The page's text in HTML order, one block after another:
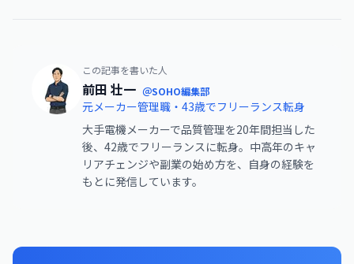
この記事を書いた人
前田 壮一 ＠SOHO編集部
元メーカー管理職・43歳でフリーランス転身
大手電機メーカーで品質管理を20年間担当した
後、42歳でフリーランスに転身。中高年のキャ
リアチェンジや副業の始め方を、自身の経験を
もとに発信しています。